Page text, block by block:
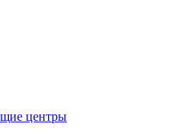
центры